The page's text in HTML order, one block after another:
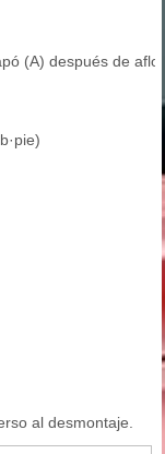
(A) después de
al desmontaje.